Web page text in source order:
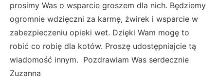
prosimy Was o wsparcie groszem dla nich. Będziemy
ogromnie wdzięczni za karmę, żwirek i wsparcie w
zabezpieczeniu opieki wet. Dzięki Wam mogę to
robić co robię dla kotów. Proszę udostępniajcie tą
wiadomość innym. Pozdrawiam Was serdecznie
Zuzanna